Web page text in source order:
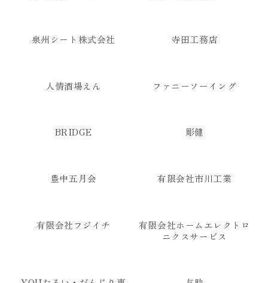
泉州シート株式会社 寺田工務店
人情酒場えん ファニーソーイング
BRIDGE 彫健
豊中五月会 有限会社市川工業
有限会社フジイチ
有限会社ホームエレクトロ
ニクスサービス